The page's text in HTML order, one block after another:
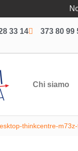
33 14 373 80 99
Chi siamo
thinkcentre-